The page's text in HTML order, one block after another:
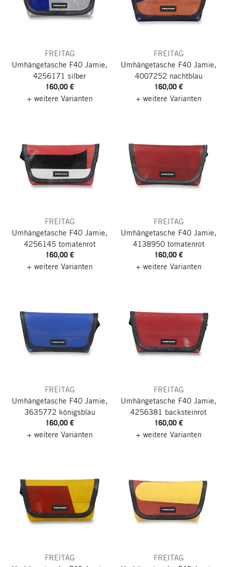
FREITAG
Umhängetasche F40 Jamie,
4256171 silber
160,00 €
+ weitere Varianten
FREITAG
Umhängetasche F40 Jamie,
4007252 nachtblau
160,00 €
+ weitere Varianten
FREITAG
Umhängetasche F40 Jamie,
4256145 tomatenrot
160,00 €
+ weitere Varianten
FREITAG
Umhängetasche F40 Jamie,
4138950 tomatenrot
160,00 €
+ weitere Varianten
FREITAG
Umhängetasche F40 Jamie,
3635772 königsblau
160,00 €
+ weitere Varianten
FREITAG
Umhängetasche F40 Jamie,
4256381 backsteinrot
160,00 €
+ weitere Varianten
FREITAG
FREITAG